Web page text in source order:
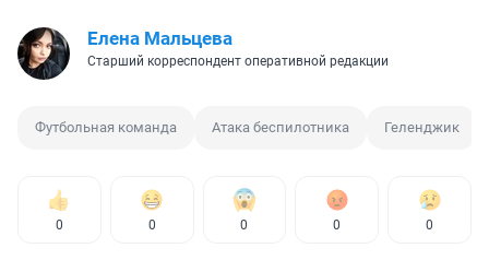
Елена Мальцева
Старший корреспондент оперативной редакции
Футбольная команда Атака беспилотника Геленджик
0 0 0 0 0